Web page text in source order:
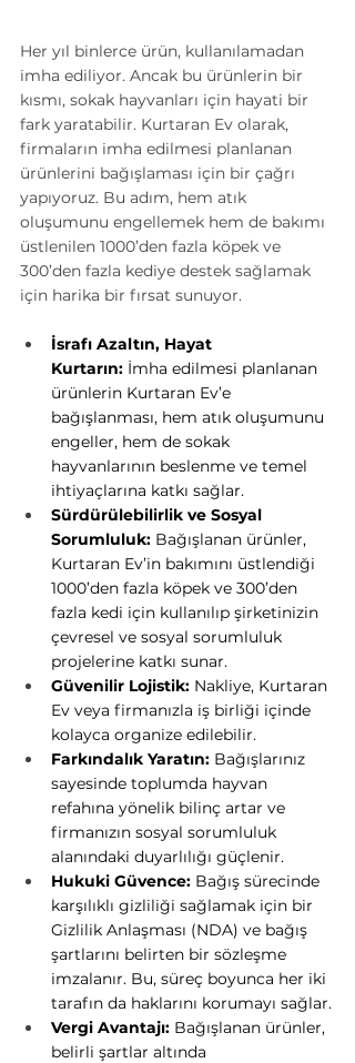
Her yıl binlerce ürün, kullanılamadan
imha ediliyor. Ancak bu ürünlerin bir
kısmı, sokak hayvanları için hayati bir
fark yaratabilir. Kurtaran Ev olarak,
firmaların imha edilmesi planlanan
ürünlerini bağışlaması için bir çağrı
yapıyoruz. Bu adım, hem atık
oluşumunu engellemek hem de bakımı
üstlenilen 1000’den fazla köpek ve
300’den fazla kediye destek sağlamak
için harika bir fırsat sunuyor.
İsrafı Azaltın, Hayat
Kurtarın: İmha edilmesi planlanan
ürünlerin Kurtaran Ev’e
bağışlanması, hem atık oluşumunu
engeller, hem de sokak
hayvanlarının beslenme ve temel
ihtiyaçlarına katkı sağlar.
Sürdürülebilirlik ve Sosyal
Sorumluluk: Bağışlanan ürünler,
Kurtaran Ev’in bakımını üstlendiği
1000’den fazla köpek ve 300’den
fazla kedi için kullanılıp şirketinizin
çevresel ve sosyal sorumluluk
projelerine katkı sunar.
Güvenilir Lojistik: Nakliye, Kurtaran
Ev veya firmanızla iş birliği içinde
kolayca organize edilebilir.
Farkındalık Yaratın: Bağışlarınız
sayesinde toplumda hayvan
refahına yönelik bilinç artar ve
firmanızın sosyal sorumluluk
alanındaki duyarlılığı güçlenir.
Hukuki Güvence: Bağış sürecinde
karşılıklı gizliliği sağlamak için bir
Gizlilik Anlaşması (NDA) ve bağış
şartlarını belirten bir sözleşme
imzalanır. Bu, süreç boyunca her iki
tarafın da haklarını korumayı sağlar.
Vergi Avantajı: Bağışlanan ürünler,
belirli şartlar altında